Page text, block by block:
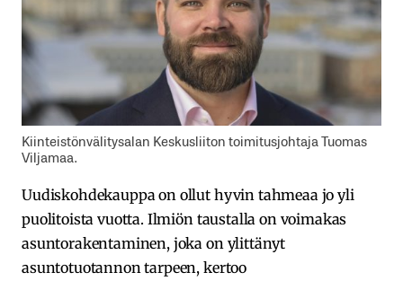
Kiinteistönvälitysalan Keskusliiton toimitusjohtaja Tuomas
Viljamaa.
Uudiskohdekauppa on ollut hyvin tahmeaa jo yli
puolitoista vuotta. Ilmiön taustalla on voimakas
asuntorakentaminen, joka on ylittänyt
asuntotuotannon tarpeen, kertoo